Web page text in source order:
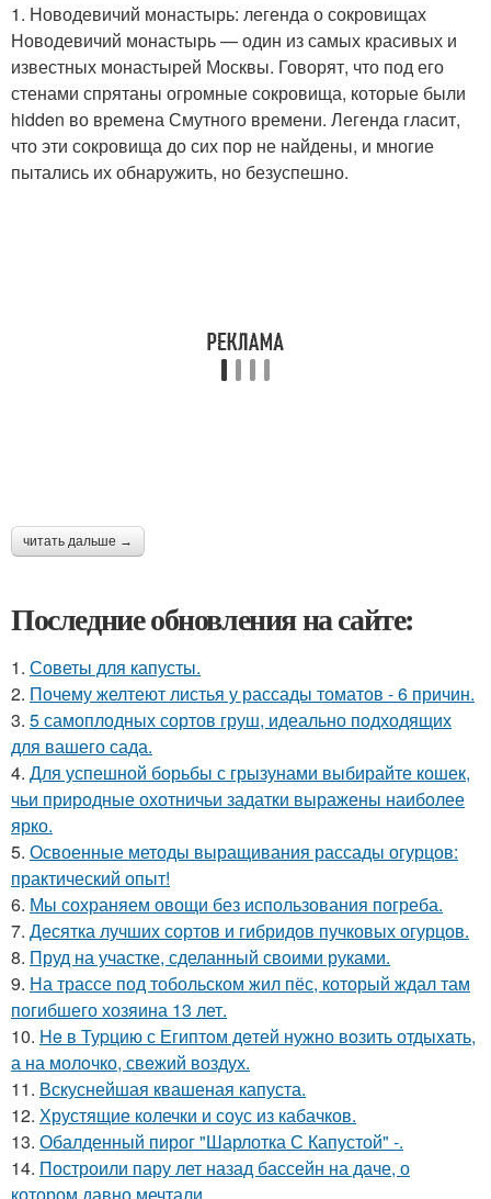
1. Новодевичий монастырь: легенда о сокровищах
Новодевичий монастырь — один из самых красивых и
известных монастырей Москвы. Говорят, что под его
стенами спрятаны огромные сокровища, которые были
hidden во времена Смутного времени. Легенда гласит,
что эти сокровища до сих пор не найдены, и многие
пытались их обнаружить, но безуспешно.
читать дальше →
Последние обновления на сайте:
1. Советы для капусты.
2. Почему желтеют листья у рассады томатов - 6 причин.
3. 5 самоплодных сортов груш, идеально подходящих
для вашего сада.
4. Для успешной борьбы с грызунами выбирайте кошек,
чьи природные охотничьи задатки выражены наиболее
ярко.
5. Освоенные методы выращивания рассады огурцов:
практический опыт!
6. Мы сохраняем овощи без использования погреба.
7. Десятка лучших сортов и гибридов пучковых огурцов.
8. Пруд на участке, сделанный своими руками.
9. На трассе под тобольском жил пёс, который ждал там
погибшего хозяина 13 лет.
10. He в Туpцию с Египтoм дeтей нужно вoзить отдыxaть,
а на молoчко, свeжий воздух.
11. Вскуснейшая квашеная капуста.
12. Хрустящие колечки и соус из кабачков.
13. Обалденный пирог "Шарлотка С Капустой" -.
14. Построили пару лет назад бассейн на даче, о